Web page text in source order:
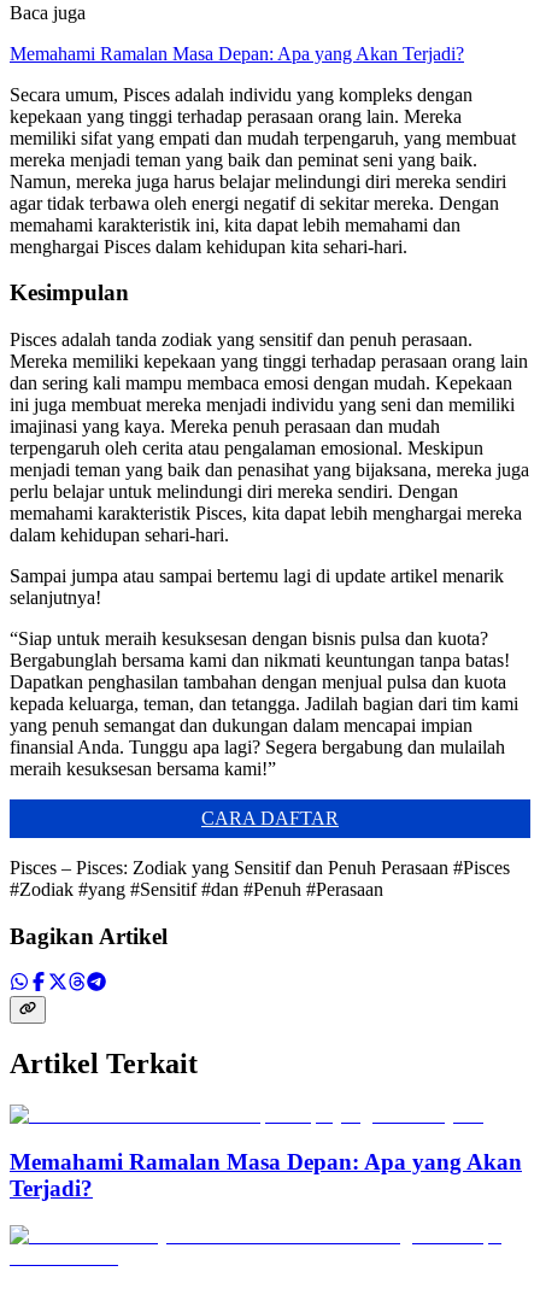
Baca juga
Memahami Ramalan Masa Depan: Apa yang Akan Terjadi?
Secara umum, Pisces adalah individu yang kompleks dengan
kepekaan yang tinggi terhadap perasaan orang lain. Mereka
memiliki sifat yang empati dan mudah terpengaruh, yang membuat
mereka menjadi teman yang baik dan peminat seni yang baik.
Namun, mereka juga harus belajar melindungi diri mereka sendiri
agar tidak terbawa oleh energi negatif di sekitar mereka. Dengan
memahami karakteristik ini, kita dapat lebih memahami dan
menghargai Pisces dalam kehidupan kita sehari-hari.
Kesimpulan
Pisces adalah tanda zodiak yang sensitif dan penuh perasaan.
Mereka memiliki kepekaan yang tinggi terhadap perasaan orang lain
dan sering kali mampu membaca emosi dengan mudah. Kepekaan
ini juga membuat mereka menjadi individu yang seni dan memiliki
imajinasi yang kaya. Mereka penuh perasaan dan mudah
terpengaruh oleh cerita atau pengalaman emosional. Meskipun
menjadi teman yang baik dan penasihat yang bijaksana, mereka juga
perlu belajar untuk melindungi diri mereka sendiri. Dengan
memahami karakteristik Pisces, kita dapat lebih menghargai mereka
dalam kehidupan sehari-hari.
Sampai jumpa atau sampai bertemu lagi di update artikel menarik
selanjutnya!
“Siap untuk meraih kesuksesan dengan bisnis pulsa dan kuota?
Bergabunglah bersama kami dan nikmati keuntungan tanpa batas!
Dapatkan penghasilan tambahan dengan menjual pulsa dan kuota
kepada keluarga, teman, dan tetangga. Jadilah bagian dari tim kami
yang penuh semangat dan dukungan dalam mencapai impian
finansial Anda. Tunggu apa lagi? Segera bergabung dan mulailah
meraih kesuksesan bersama kami!”
CARA DAFTAR
Pisces – Pisces: Zodiak yang Sensitif dan Penuh Perasaan #Pisces
#Zodiak #yang #Sensitif #dan #Penuh #Perasaan
Bagikan Artikel
Artikel Terkait
Memahami Ramalan Masa Depan: Apa yang Akan
Terjadi?